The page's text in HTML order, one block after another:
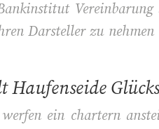
Darsteller zu
ein chartern